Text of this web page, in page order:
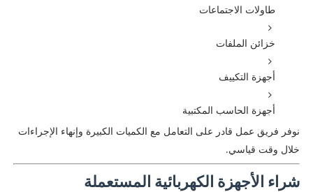
طاولات الاجتماعات
خزائن الملفات
أجهزة التكييف
أجهزة الحاسب المكتبية
نوفر فريق عمل قادر على التعامل مع الكميات الكبيرة وإنهاء الإجراءات
خلال وقت قياسي.
شراء الأجهزة الكهربائية المستعملة